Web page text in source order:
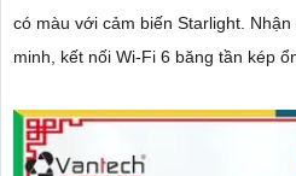
có màu với cảm biến Starlight. Nhận diện khuôn mặt cục bộ thông
minh, kết nối Wi-Fi 6 băng tần kép